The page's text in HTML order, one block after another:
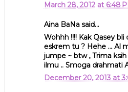
March 28, 2012 at 6:48
Aina BaNa said...
Wohhh !!!! Kak Qasey
eskrem tu ? Hehe ... Al
jumpe ~ btw , Trima
ilmu .. Smoga drahmati
December 20, 2013 at